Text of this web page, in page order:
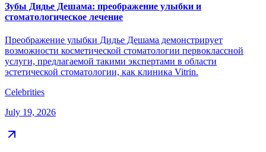
Зубы Дидье Дешама: преображение улыбки и
стоматологическое лечение
Преображение улыбки Дидье Дешама демонстрирует
возможности косметической стоматологии первоклассной
услуги, предлагаемой такими экспертами в области
эстетической стоматологии, как клиника Vitrin.
Celebrities
July 19, 2026